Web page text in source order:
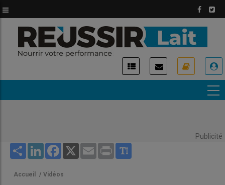
au
contenu
principal
Publicité
Share LinkedInFacebook
X Email Print
Accueil / Vidéos